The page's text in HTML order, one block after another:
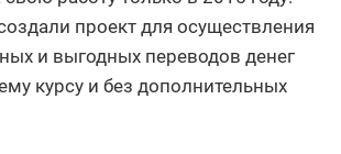
проект для осуществления
и выгодных переводов денег
курсу и без дополнительных